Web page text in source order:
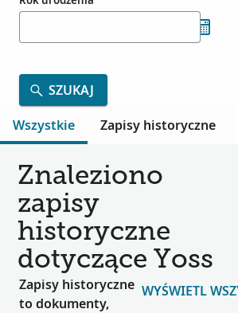
SZUKAJ
Wszystkie
Zapisy historyczne
Znaleziono
zapisy
historyczne
dotyczące Yoss
Zapisy historyczne
to dokumenty,
WYŚWIETL